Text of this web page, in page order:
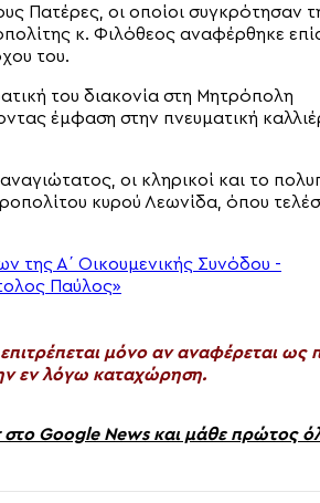
Πατέρες, οι οποίοι συγκρότησαν
κ. Φιλόθεος αναφέρθηκε
του.
του διακονία στη Μητρόπολη
έμφαση στην πνευματική
οι κληρικοί και το
κυρού Λεωνίδα, όπου
μόνο αν αναφέρεται ως
εν λόγω καταχώρηση.
Google News και μάθε πρώτος